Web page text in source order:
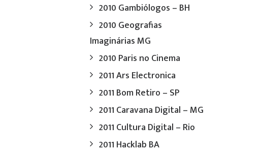
2010 Gambiólogos – BH
2010 Geografias
Imaginárias MG
2010 Paris no Cinema
2011 Ars Electronica
2011 Bom Retiro – SP
2011 Caravana Digital – MG
2011 Cultura Digital – Rio
2011 Hacklab BA